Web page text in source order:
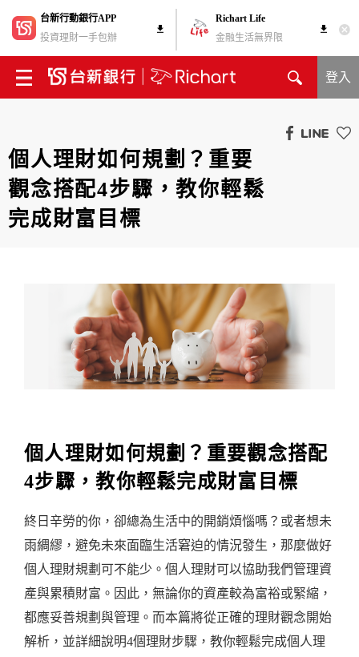
台新行動銀行APP
投資理財一手包辦
Richart Life
金融生活無界限
登入
個人理財如何規劃？重要
觀念搭配4步驟，教你輕鬆
完成財富目標
個人理財如何規劃？重要觀念搭配
4步驟，教你輕鬆完成財富目標
終日辛勞的你，卻總為生活中的開銷煩惱嗎？或者想未
雨綢繆，避免未來面臨生活窘迫的情況發生，那麼做好
個人理財規劃可不能少。個人理財可以協助我們管理資
產與累積財富。因此，無論你的資產較為富裕或緊縮，
都應妥善規劃與管理。而本篇將從正確的理財觀念開始
解析，並詳細說明4個理財步驟，教你輕鬆完成個人理